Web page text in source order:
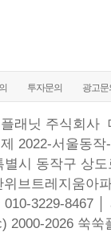
투자문의 광고문
래닛 주식회사
2022-서울동작
별시 동작구 상
위브트레지움아
3229-8467 │
2000-2026 쑥